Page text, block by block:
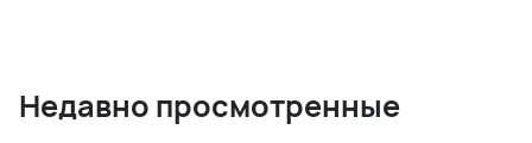
Недавно просмотренные